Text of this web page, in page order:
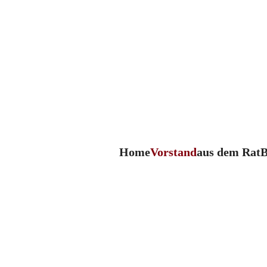
HomeVorstandaus dem Rat